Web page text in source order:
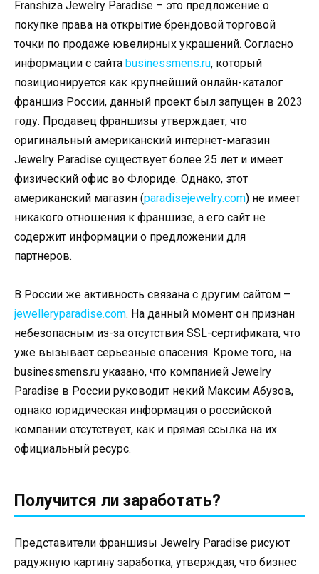
Franshiza Jewelry Paradise – это предложение о
покупке права на открытие брендовой торговой
точки по продаже ювелирных украшений. Согласно
информации с сайта businessmens.ru, который
позиционируется как крупнейший онлайн-каталог
франшиз России, данный проект был запущен в 2023
году. Продавец франшизы утверждает, что
оригинальный американский интернет-магазин
Jewelry Paradise существует более 25 лет и имеет
физический офис во Флориде. Однако, этот
американский магазин (paradisejewelry.com) не имеет
никакого отношения к франшизе, а его сайт не
содержит информации о предложении для
партнеров.
В России же активность связана с другим сайтом –
jewelleryparadise.com. На данный момент он признан
небезопасным из-за отсутствия SSL-сертификата, что
уже вызывает серьезные опасения. Кроме того, на
businessmens.ru указано, что компанией Jewelry
Paradise в России руководит некий Максим Абузов,
однако юридическая информация о российской
компании отсутствует, как и прямая ссылка на их
официальный ресурс.
Получится ли заработать?
Представители франшизы Jewelry Paradise рисуют
радужную картину заработка, утверждая, что бизнес